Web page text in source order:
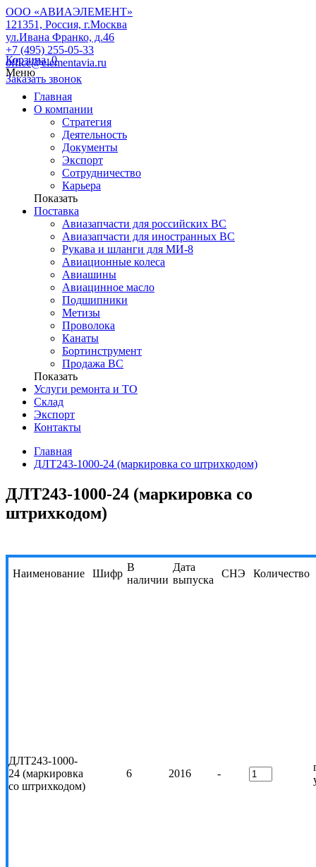
ООО «АВИАЭЛЕМЕНТ»
121351, Россия, г.Москва
ул.Ивана Франко, д.46
+7 (495) 255-05-33
office@elementavia.ru
Заказать звонок
Корзина0
Меню
Главная
О компании
Стратегия
Деятельность
Документы
Экспорт
Сотрудничество
Карьера
Показать
Поставка
Авиазапчасти для российских ВС
Авиазапчасти для иностранных ВС
Рукава и шланги для МИ-8
Авиационные колеса
Авиашины
Авиацинное масло
Подшипники
Метизы
Проволока
Канаты
Бортинструмент
Продажа ВС
Показать
Услуги ремонта и ТО
Склад
Экспорт
Контакты
Главная
ДЛТ243-1000-24 (маркировка со штрихкодом)
ДЛТ243-1000-24 (маркировка со
штрихкодом)
Наименование Шифр
В
наличии
Дата
выпуска
СНЭ Количество
ДЛТ243-1000-
24 (маркировка
со штрихкодом)
6 2016 -